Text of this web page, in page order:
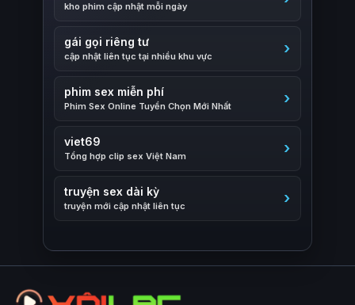
kho phim cập nhật mỗi ngày
gái gọi riêng tư
cập nhật liên tục tại nhiều khu vực
phim sex miễn phí
Phim Sex Online Tuyển Chọn Mới Nhất
viet69
Tổng hợp clip sex Việt Nam
truyện sex dài kỳ
truyện mới cập nhật liên tục